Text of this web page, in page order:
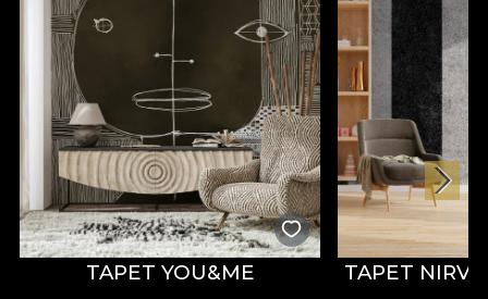
frumusețe.
TAPET YOU&ME TAPET